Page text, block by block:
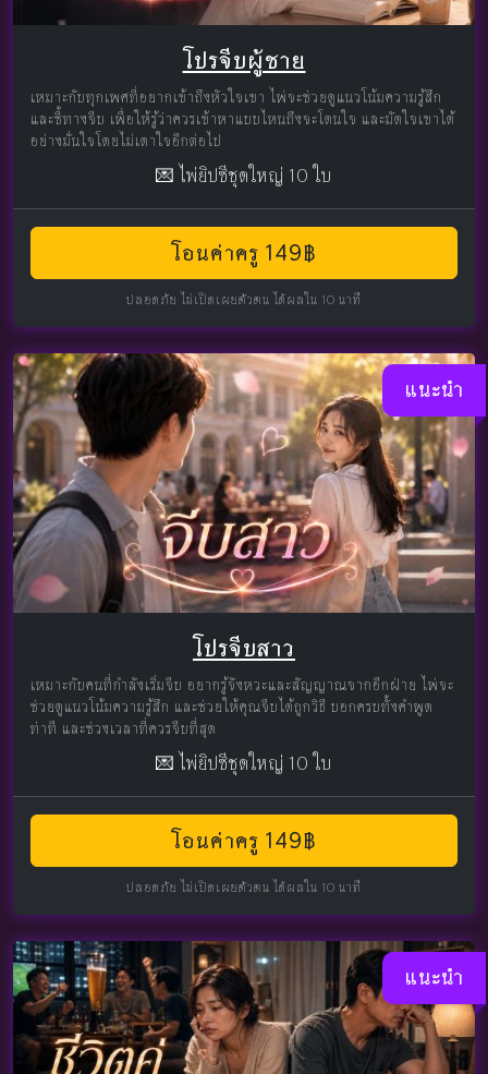
โปรจีบผู้ชาย
เหมาะกับทุกเพศที่อยากเข้าถึงหัวใจเขา ไพ่จะช่วยดูแนวโน้มความรู้สึก
และชี้ทางจีบ เพื่อให้รู้ว่าควรเข้าหาแบบไหนถึงจะโดนใจ และมัดใจเขาได้
อย่างมั่นใจโดยไม่เดาใจอีกต่อไป
💌 ไพ่ยิปซีชุดใหญ่ 10 ใบ
โอนค่าครู 149฿
ปลอดภัย ไม่เปิดเผยตัวตน ได้ผลใน 10 นาที
แนะนำ
โปรจีบสาว
เหมาะกับคนที่กำลังเริ่มจีบ อยากรู้จังหวะและสัญญาณจากอีกฝ่าย ไพ่จะ
ช่วยดูแนวโน้มความรู้สึก และช่วยให้คุณจีบได้ถูกวิธี บอกครบทั้งคำพูด
ท่าที และช่วงเวลาที่ควรจีบที่สุด
💌 ไพ่ยิปซีชุดใหญ่ 10 ใบ
โอนค่าครู 149฿
ปลอดภัย ไม่เปิดเผยตัวตน ได้ผลใน 10 นาที
แนะนำ